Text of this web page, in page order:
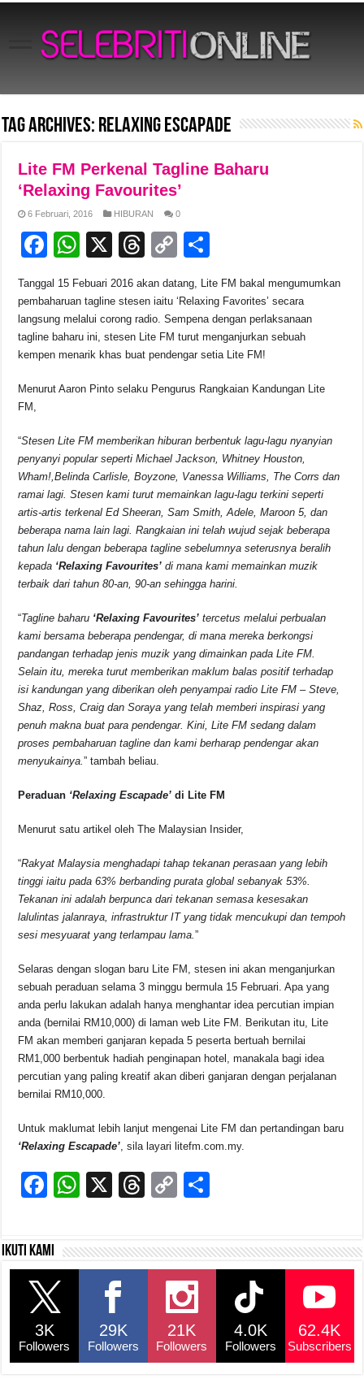
Tag Archives: Relaxing Escapade
Lite FM Perkenal Tagline Baharu
‘Relaxing Favourites’
6 Februari, 2016 HIBURAN 0
F
c
e
b
o
W
at
s
A
p
X
T
e
a
d
C
p
y
Li
k
ar
e
Tanggal 15 Febuari 2016 akan datang, Lite FM bakal mengumumkan
pembaharuan tagline stesen iaitu ‘Relaxing Favorites’ secara
langsung melalui corong radio. Sempena dengan perlaksanaan
tagline baharu ini, stesen Lite FM turut menganjurkan sebuah
kempen menarik khas buat pendengar setia Lite FM!
Menurut Aaron Pinto selaku Pengurus Rangkaian Kandungan Lite
FM,
“Stesen Lite FM memberikan hiburan berbentuk lagu-lagu nyanyian
penyanyi popular seperti Michael Jackson, Whitney Houston,
Wham!,Belinda Carlisle, Boyzone, Vanessa Williams, The Corrs dan
ramai lagi. Stesen kami turut memainkan lagu-lagu terkini seperti
artis-artis terkenal Ed Sheeran, Sam Smith, Adele, Maroon 5, dan
beberapa nama lain lagi. Rangkaian ini telah wujud sejak beberapa
tahun lalu dengan beberapa tagline sebelumnya seterusnya beralih
kepada ‘Relaxing Favourites’ di mana kami memainkan muzik
terbaik dari tahun 80-an, 90-an sehingga harini.
“Tagline baharu ‘Relaxing Favourites’ tercetus melalui perbualan
kami bersama beberapa pendengar, di mana mereka berkongsi
pandangan terhadap jenis muzik yang dimainkan pada Lite FM.
Selain itu, mereka turut memberikan maklum balas positif terhadap
isi kandungan yang diberikan oleh penyampai radio Lite FM – Steve,
Shaz, Ross, Craig dan Soraya yang telah memberi inspirasi yang
penuh makna buat para pendengar. Kini, Lite FM sedang dalam
proses pembaharuan tagline dan kami berharap pendengar akan
menyukainya.” tambah beliau.
Peraduan ‘Relaxing Escapade’ di Lite FM
Menurut satu artikel oleh The Malaysian Insider,
“Rakyat Malaysia menghadapi tahap tekanan perasaan yang lebih
tinggi iaitu pada 63% berbanding purata global sebanyak 53%.
Tekanan ini adalah berpunca dari tekanan semasa kesesakan
lalulintas jalanraya, infrastruktur IT yang tidak mencukupi dan tempoh
sesi mesyuarat yang terlampau lama.”
Selaras dengan slogan baru Lite FM, stesen ini akan menganjurkan
sebuah peraduan selama 3 minggu bermula 15 Februari. Apa yang
anda perlu lakukan adalah hanya menghantar idea percutian impian
anda (bernilai RM10,000) di laman web Lite FM. Berikutan itu, Lite
FM akan memberi ganjaran kepada 5 peserta bertuah bernilai
RM1,000 berbentuk hadiah penginapan hotel, manakala bagi idea
percutian yang paling kreatif akan diberi ganjaran dengan perjalanan
bernilai RM10,000.
Untuk maklumat lebih lanjut mengenai Lite FM dan pertandingan baru
‘Relaxing Escapade’, sila layari litefm.com.my.
F
c
e
b
o
o
k
W
s
p
X
T
a
C
y
Li
n
k
e
Ikuti kami
3K
Followers
29K
Followers
21K
Followers
4.0K
Followers
62.4K
Subscribers